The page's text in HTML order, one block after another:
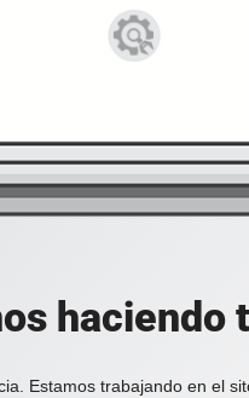
haciendo
Estamos trabajando en el